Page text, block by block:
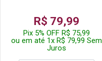
R$ 79,99
Pix 5% OFF R$ 75,99
ou em até 1x R$ 79,99 Sem
Juros